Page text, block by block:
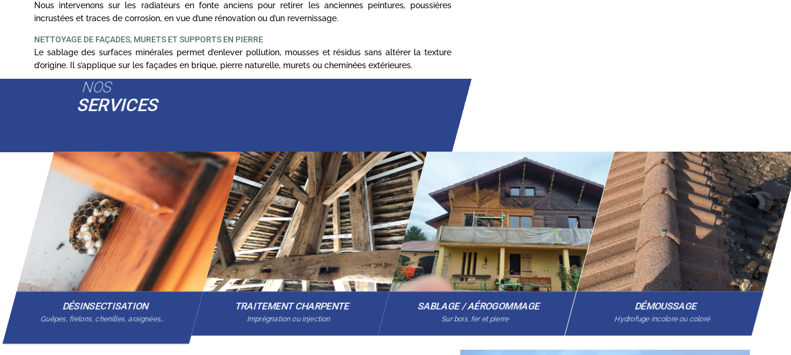
Nous intervenons sur les radiateurs en fonte anciens pour retirer les anciennes peintures, poussières
incrustées et traces de corrosion, en vue d’une rénovation ou d’un revernissage.
NETTOYAGE DE FAÇADES, MURETS ET SUPPORTS EN PIERRE
Le sablage des surfaces minérales permet d’enlever pollution, mousses et résidus sans altérer la texture
d’origine. Il s’applique sur les façades en brique, pierre naturelle, murets ou cheminées extérieures.
NOS
SERVICES
DÉSINSECTISATION
Guêpes, frelons, chenilles, araignées…
TRAITEMENT CHARPENTE
Imprégnation ou injection
SABLAGE / AÉROGOMMAGE
Sur bois, fer et pierre
DÉMOUSSAGE
Hydrofuge incolore ou coloré